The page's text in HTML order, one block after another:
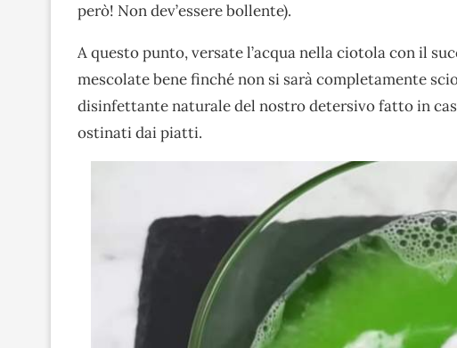
però! Non dev’essere bollente).
A questo punto, versate l’acqua nella ciotola con il
mescolate bene finché non si sarà completamente
disinfettante naturale del nostro detersivo fatto in
ostinati dai piatti.